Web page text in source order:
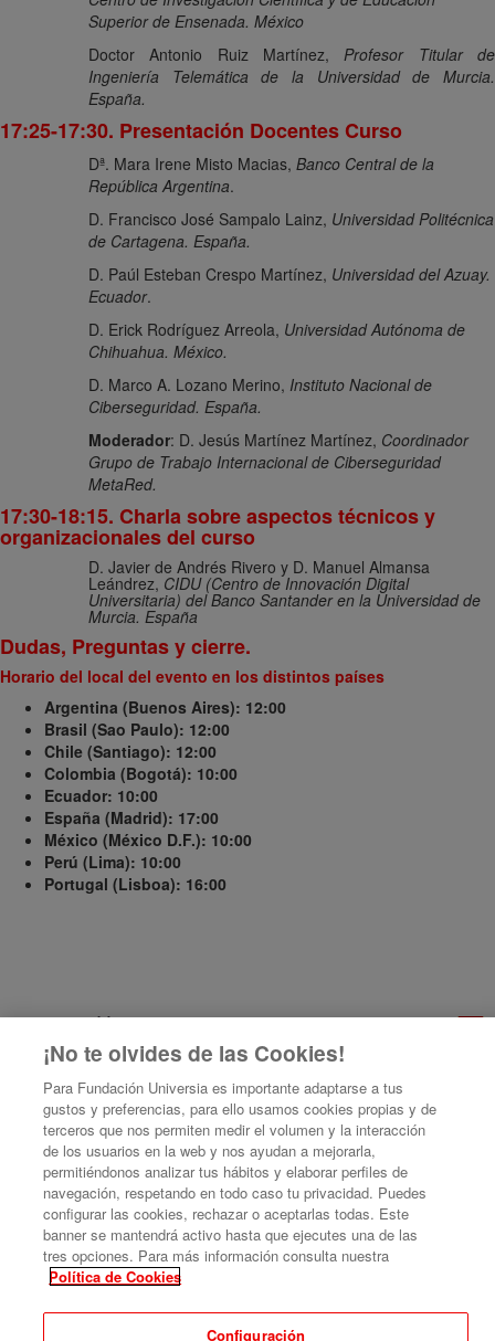
Superior de Ensenada. México
Doctor Antonio Ruiz Martínez, Profesor Titular de
Ingeniería Telemática de la Universidad de Murcia.
España.
17:25-17:30. Presentación Docentes Curso
Dª. Mara Irene Misto Macias, Banco Central de la
República Argentina.
D. Francisco José Sampalo Lainz, Universidad Politécnica
de Cartagena. España.
D. Paúl Esteban Crespo Martínez, Universidad del Azuay.
Ecuador.
D. Erick Rodríguez Arreola, Universidad Autónoma de
Chihuahua. México.
D. Marco A. Lozano Merino, Instituto Nacional de
Ciberseguridad. España.
Moderador: D. Jesús Martínez Martínez, Coordinador
Grupo de Trabajo Internacional de Ciberseguridad
MetaRed.
17:30-18:15. Charla sobre aspectos técnicos y
organizacionales del curso
D. Javier de Andrés Rivero y D. Manuel Almansa
Leándrez, CIDU (Centro de Innovación Digital
Universitaria) del Banco Santander en la Universidad de
Murcia. España
Dudas, Preguntas y cierre.
Horario del local del evento en los distintos países
Argentina (Buenos Aires): 12:00
Brasil (Sao Paulo): 12:00
Chile (Santiago): 12:00
Colombia (Bogotá): 10:00
Ecuador: 10:00
España (Madrid): 17:00
México (México D.F.): 10:00
Perú (Lima): 10:00
Portugal (Lisboa): 16:00
FECHAS
10
Sep '20
10
18:30Fecha de fin
¡No te olvides de las Cookies!
Para Fundación Universia es importante adaptarse a tus
gustos y preferencias, para ello usamos cookies propias y de
terceros que nos permiten medir el volumen y la interacción
de los usuarios en la web y nos ayudan a mejorarla,
permitiéndonos analizar tus hábitos y elaborar perfiles de
navegación, respetando en todo caso tu privacidad. Puedes
configurar las cookies, rechazar o aceptarlas todas. Este
banner se mantendrá activo hasta que ejecutes una de las
tres opciones. Para más información consulta nuestra
Política de Cookies
Configuración